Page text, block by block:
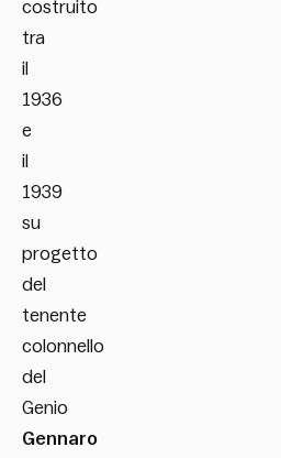
costruito
tra
il
1936
e
il
1939
su
progetto
del
tenente
colonnello
del
Genio
Gennaro